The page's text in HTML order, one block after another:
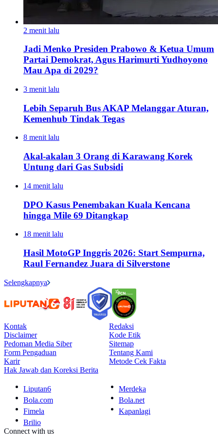
2 menit lalu
Jadi Menko Presiden Prabowo & Ketua Umum
Partai Demokrat, Agus Harimurti Yudhoyono
Mau Apa di 2029?
3 menit lalu
Lebih Separuh Bus AKAP Melanggar Aturan,
Kemenhub Tindak Tegas
8 menit lalu
Akal-akalan 3 Orang di Karawang Korek
Untung dari Gas Subsidi
14 menit lalu
DPO Kasus Penembakan Kuala Kencana
hingga Mile 69 Ditangkap
18 menit lalu
Hasil MotoGP Inggris 2026: Start Sempurna,
Raul Fernandez Juara di Silverstone
Selengkapnya
Kontak
Redaksi
Disclaimer
Kode Etik
Pedoman Media Siber
Sitemap
Form Pengaduan
Tentang Kami
Karir
Metode Cek Fakta
Hak Jawab dan Koreksi Berita
Liputan6
Merdeka
Bola.com
Bola.net
Fimela
Kapanlagi
Brilio
Connect with us